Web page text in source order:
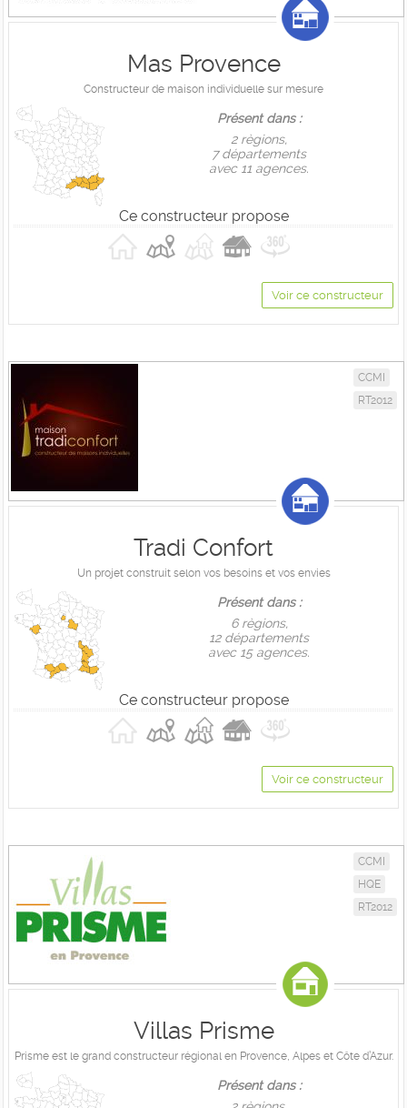
Mas Provence
Constructeur de maison individuelle sur mesure
Présent dans :
2 règions,
7 départements
avec 11 agences.
Ce constructeur propose
Voir ce constructeur
CCMI
RT2012
Tradi Confort
Un projet construit selon vos besoins et vos envies
Présent dans :
6 règions,
12 départements
avec 15 agences.
Ce constructeur propose
Voir ce constructeur
CCMI
HQE
RT2012
Villas Prisme
Prisme est le grand constructeur régional en Provence, Alpes et Côte d’Azur.
Présent dans :